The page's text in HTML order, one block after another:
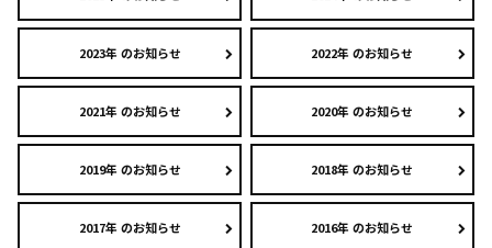
2023年 のお知らせ 2022年 のお知らせ
2021年 のお知らせ 2020年 のお知らせ
2019年 のお知らせ 2018年 のお知らせ
2017年 のお知らせ 2016年 のお知らせ